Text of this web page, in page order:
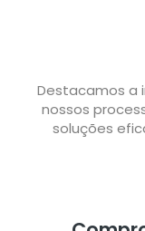
Destacamos a
nossos
soluções